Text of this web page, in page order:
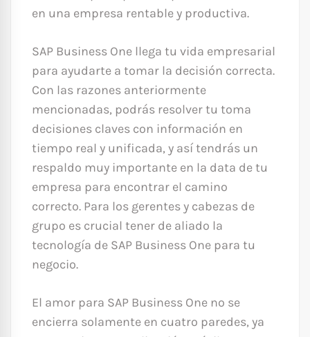
en una empresa rentable y productiva.
SAP Business One llega tu vida empresarial
para ayudarte a tomar la decisión correcta.
Con las razones anteriormente
mencionadas, podrás resolver tu toma
decisiones claves con información en
tiempo real y unificada, y así tendrás un
respaldo muy importante en la data de tu
empresa para encontrar el camino
correcto. Para los gerentes y cabezas de
grupo es crucial tener de aliado la
tecnología de SAP Business One para tu
negocio.
El amor para SAP Business One no se
encierra solamente en cuatro paredes, ya